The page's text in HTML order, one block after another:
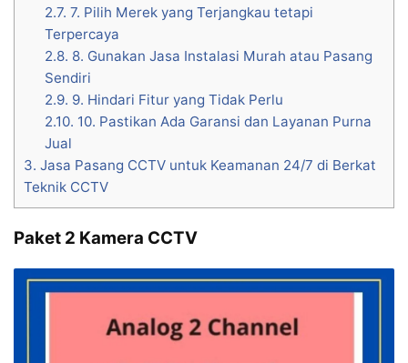
2.7. 7. Pilih Merek yang Terjangkau tetapi
Terpercaya
2.8. 8. Gunakan Jasa Instalasi Murah atau Pasang
Sendiri
2.9. 9. Hindari Fitur yang Tidak Perlu
2.10. 10. Pastikan Ada Garansi dan Layanan Purna
Jual
3. Jasa Pasang CCTV untuk Keamanan 24/7 di Berkat
Teknik CCTV
Paket 2 Kamera CCTV